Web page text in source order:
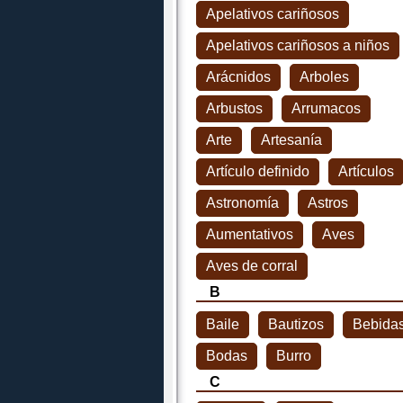
Apelativos cariñosos
Apelativos cariñosos a niños
Arácnidos Arboles
Arbustos Arrumacos
Arte Artesanía
Artículo definido Artículos
Astronomía Astros
Aumentativos Aves
Aves de corral
B
Baile Bautizos
Bodas
Burro
C